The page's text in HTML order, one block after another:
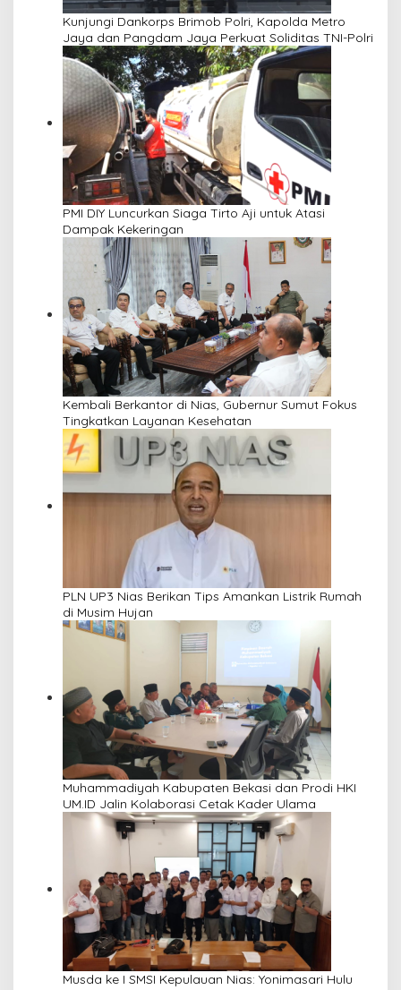
Kunjungi Dankorps Brimob Polri, Kapolda Metro
Jaya dan Pangdam Jaya Perkuat Soliditas TNI-Polri
PMI DIY Luncurkan Siaga Tirto Aji untuk Atasi
Dampak Kekeringan
Kembali Berkantor di Nias, Gubernur Sumut Fokus
Tingkatkan Layanan Kesehatan
PLN UP3 Nias Berikan Tips Amankan Listrik Rumah
di Musim Hujan
Muhammadiyah Kabupaten Bekasi dan Prodi HKI
UM.ID Jalin Kolaborasi Cetak Kader Ulama
Musda ke I SMSI Kepulauan Nias: Yonimasari Hulu